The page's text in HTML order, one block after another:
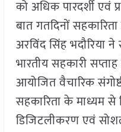
को अधिक पारदर्शी एवं
बात गतदिनों
अरविंद सिंह
भारतीय सहकारी
आयोजित वैचारिक
सहकारिता के माध्यम से
डिजिटलीकरण एवं